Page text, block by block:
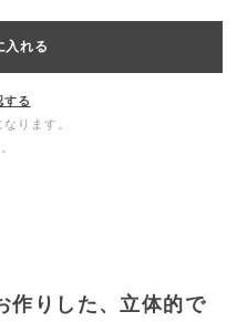
入れる
する
ります。
作りした、立体的で